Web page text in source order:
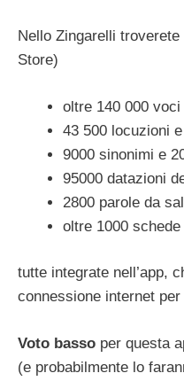
Nello Zingarelli
Store)
oltre 140 000
43 500 locuzioni
9000 sinonimi e
95000 datazioni
2800 parole da
oltre 1000
tutte integrate nell’app,
connessione internet
Voto basso per questa
(e probabilmente lo